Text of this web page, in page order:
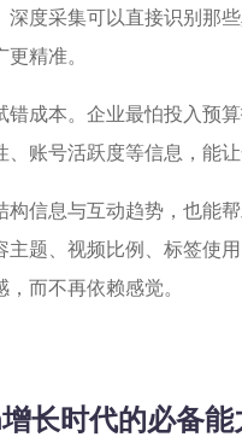
度采集可以直接识别那
精准。
成本。企业最怕投入预
账号活跃度等信息，能
信息与互动趋势，也能
题、视频比例、标签使
而不再依赖感觉。
长时代的必备能